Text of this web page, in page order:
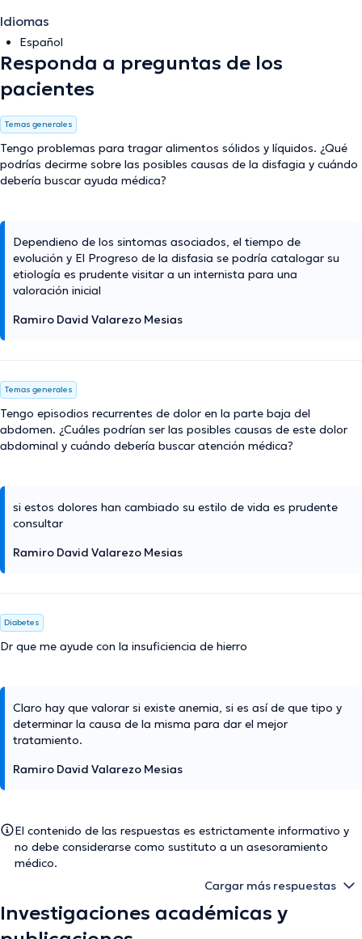
Idiomas
Español
Responda a preguntas de los
pacientes
Temas generales
Tengo problemas para tragar alimentos sólidos y líquidos. ¿Qué
podrías decirme sobre las posibles causas de la disfagia y cuándo
debería buscar ayuda médica?
Dependieno de los sintomas asociados, el tiempo de
evolución y El Progreso de la disfasia se podría catalogar su
etiología es prudente visitar a un internista para una
valoración inicial
Ramiro David Valarezo Mesias
Temas generales
Tengo episodios recurrentes de dolor en la parte baja del
abdomen. ¿Cuáles podrían ser las posibles causas de este dolor
abdominal y cuándo debería buscar atención médica?
si estos dolores han cambiado su estilo de vida es prudente
consultar
Ramiro David Valarezo Mesias
Diabetes
Dr que me ayude con la insuficiencia de hierro
Claro hay que valorar si existe anemia, si es así de que tipo y
determinar la causa de la misma para dar el mejor
tratamiento.
Ramiro David Valarezo Mesias
El contenido de las respuestas es estrictamente informativo y
no debe considerarse como sustituto a un asesoramiento
médico.
Cargar más respuestas
Investigaciones académicas y